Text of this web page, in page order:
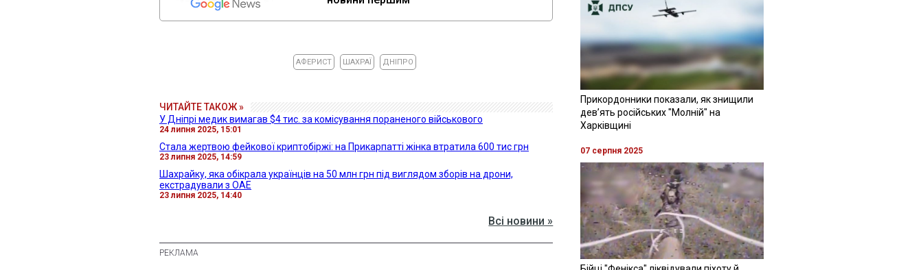
АФЕРИСТ ШАХРАЇ ДНІПРО
ЧИТАЙТЕ ТАКОЖ »
У Дніпрі медик вимагав $4 тис. за комісування пораненого військового
24 липня 2025, 15:01
Стала жертвою фейкової криптобіржі: на Прикарпатті жінка втратила 600 тис грн
23 липня 2025, 14:59
Шахрайку, яка обікрала українців на 50 млн грн під виглядом зборів на дрони,
екстрадували з ОАЕ
23 липня 2025, 14:40
Всі новини »
Прикордонники показали, як знищили
девʼять російських "Молній" на
Харківщині
07 серпня 2025